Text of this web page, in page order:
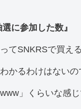
に参加した数』
てSNKRSで買え
かるわけはない
」くらいな感